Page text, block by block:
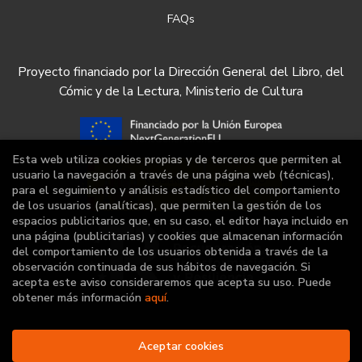
FAQs
Proyecto financiado por la Dirección General del Libro, del
Cómic y de la Lectura, Ministerio de Cultura
Librería Deportiva. Todos los Derechos
Esta web utiliza cookies propias y de terceros que permiten al
usuario la navegación a través de una página web (técnicas),
para el seguimiento y análisis estadístico del comportamiento
de los usuarios (analíticas), que permiten la gestión de los
espacios publicitarios que, en su caso, el editor haya incluido en
una página (publicitarias) y cookies que almacenan información
del comportamiento de los usuarios obtenida a través de la
observación continuada de sus hábitos de navegación. Si
acepta este aviso consideraremos que acepta su uso. Puede
obtener más información aquí.
Aceptar cookies